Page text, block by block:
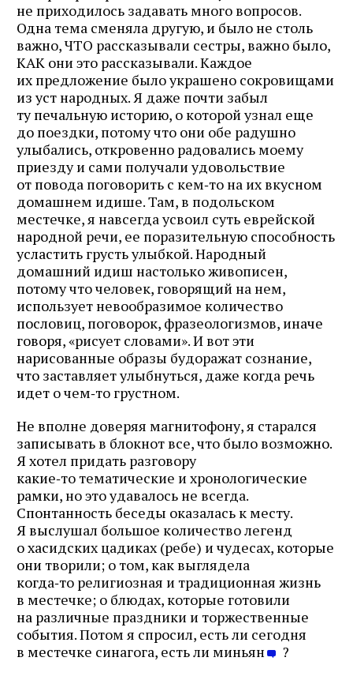
не приходилось задавать много вопросов.
Одна тема сменяла другую, и было не столь
важно, ЧТО рассказывали сестры, важно было,
КАК они это рассказывали. Каждое
их предложение было украшено сокровищами
из уст народных. Я даже почти забыл
ту печальную историю, о которой узнал еще
до поездки, потому что они обе радушно
улыбались, откровенно радовались моему
приезду и сами получали удовольствие
от повода поговорить с кем‑то на их вкусном
домашнем идише. Там, в подольском
местечке, я навсегда усвоил суть еврейской
народной речи, ее поразительную способность
усластить грусть улыбкой. Народный
домашний идиш настолько живописен,
потому что человек, говорящий на нем,
использует невообразимое количество
пословиц, поговорок, фразеологизмов, иначе
говоря, «рисует словами». И вот эти
нарисованные образы будоражат сознание,
что заставляет улыбнуться, даже когда речь
идет о чем‑то грустном.
Не вполне доверяя магнитофону, я старался
записывать в блокнот все, что было возможно.
Я хотел придать разговору
какие‑то тематические и хронологические
рамки, но это удавалось не всегда.
Спонтанность беседы оказалась к месту.
Я выслушал большое количество легенд
о хасидских цадиках (ребе) и чудесах, которые
они творили; о том, как выглядела
когда‑то религиозная и традиционная жизнь
в местечке; о блюдах, которые готовили
на различные праздники и торжественные
события. Потом я спросил, есть ли сегодня
в местечке синагога, есть ли миньян
?